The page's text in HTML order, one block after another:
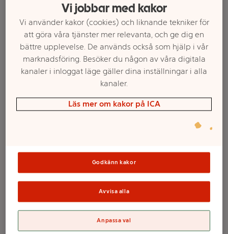
Kryddgrill 70%
Kötthalt 550g
Sorunda
Korvfabrik
Välj butik och handla
Vi jobbar med kakor
Vi använder kakor (cookies) och liknande tekniker för
att göra våra tjänster mer relevanta, och ge dig en
bättre upplevelse. De används också som hjälp i vår
marknadsföring. Besöker du någon av våra digitala
kanaler i inloggat läge gäller dina inställningar i alla
kanaler.
Läs mer om kakor på ICA
Godkänn kakor
Avvisa alla
Anpassa val